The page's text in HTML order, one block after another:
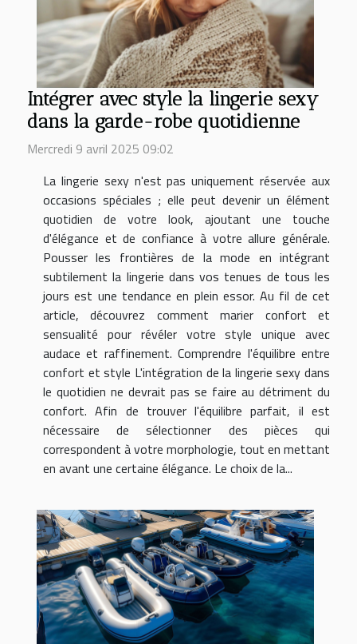
Intégrer avec style la lingerie sexy
dans la garde-robe quotidienne
Mercredi 9 avril 2025 09:02
La lingerie sexy n'est pas uniquement réservée aux
occasions spéciales ; elle peut devenir un élément
quotidien de votre look, ajoutant une touche
d'élégance et de confiance à votre allure générale.
Pousser les frontières de la mode en intégrant
subtilement la lingerie dans vos tenues de tous les
jours est une tendance en plein essor. Au fil de cet
article, découvrez comment marier confort et
sensualité pour révéler votre style unique avec
audace et raffinement. Comprendre l'équilibre entre
confort et style L'intégration de la lingerie sexy dans
le quotidien ne devrait pas se faire au détriment du
confort. Afin de trouver l'équilibre parfait, il est
nécessaire de sélectionner des pièces qui
correspondent à votre morphologie, tout en mettant
en avant une certaine élégance. Le choix de la...